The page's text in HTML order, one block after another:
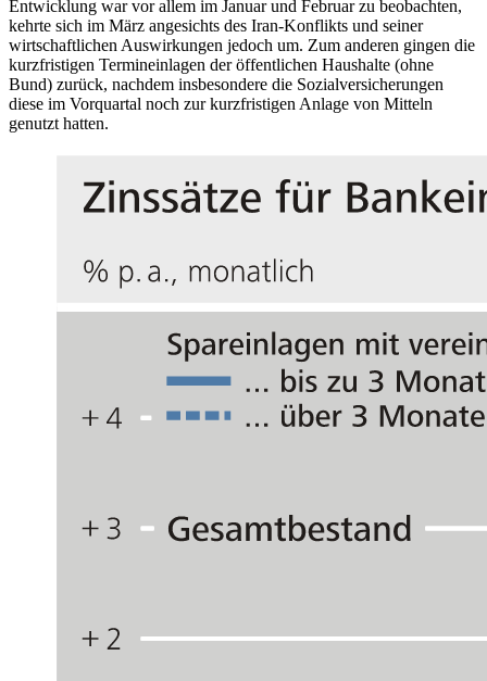
Entwicklung war vor allem im Januar und Februar zu beobachten,
kehrte sich im März angesichts des Iran-Konflikts und seiner
wirtschaftlichen Auswirkungen jedoch um. Zum anderen gingen die
kurzfristigen Termineinlagen der öffentlichen Haushalte (ohne
Bund) zurück, nachdem insbesondere die Sozialversicherungen
diese im Vorquartal noch zur kurzfristigen Anlage von Mitteln
genutzt hatten.